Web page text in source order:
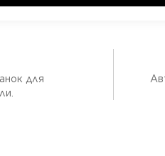
для